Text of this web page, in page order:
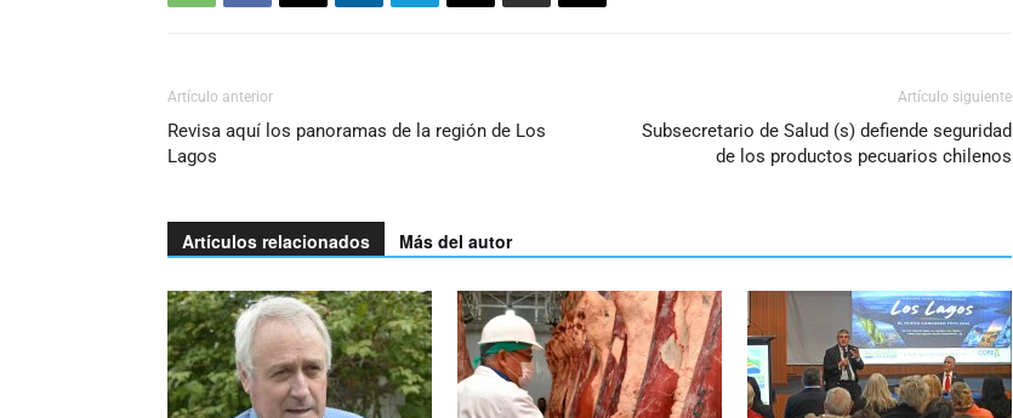
Artículo anterior
Revisa aquí los panoramas de la región de Los
Lagos
Artículo siguiente
Subsecretario de Salud (s) defiende seguridad
de los productos pecuarios chilenos
Artículos relacionados Más del autor